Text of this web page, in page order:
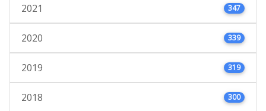
2021 347
2020 339
2019 319
2018 300